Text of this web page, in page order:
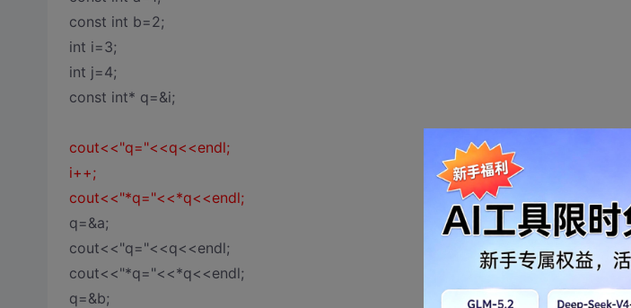
const int b=2;
int i=3;
int j=4;
const int* q=&i;
cout<<"q="<<q<<endl;
i++;
cout<<"*q="<<*q<<endl;
q=&a;
cout<<"q="<<q<<endl;
cout<<"*q="<<*q<<endl;
q=&b;